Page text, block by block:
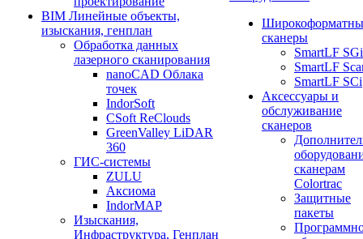
BIM Линейные объекты,
изыскания, генплан
Обработка данных
лазерного сканирования
nanoCAD Облака
точек
IndorSoft
CSoft ReClouds
GreenValley LiDAR
360
ГИС-системы
ZULU
Аксиома
IndorMAP
Изыскания,
Инфраструктура, Генплан
сканеры
SmartLF SGi
SmartLF
SmartLF SCi
Аксессуары и
обслуживание
сканеров
сканерам
Colortrac
Защитные
пакеты